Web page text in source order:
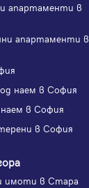
апартаменти в
апартаменти в
наем в София
в София
в София
имоти в Стара